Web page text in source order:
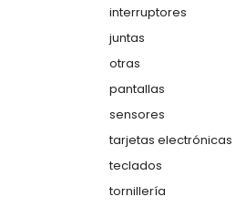
interruptores
juntas
otras
pantallas
sensores
tarjetas electrónicas
teclados
tornillería